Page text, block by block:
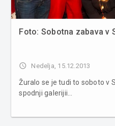
Foto: Sobotna zabava v
access_time Nedelja, 15.12.2013
Žuralo se je tudi to soboto v
spodnji galerijii...